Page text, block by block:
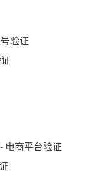
验证
- 电商平台验证